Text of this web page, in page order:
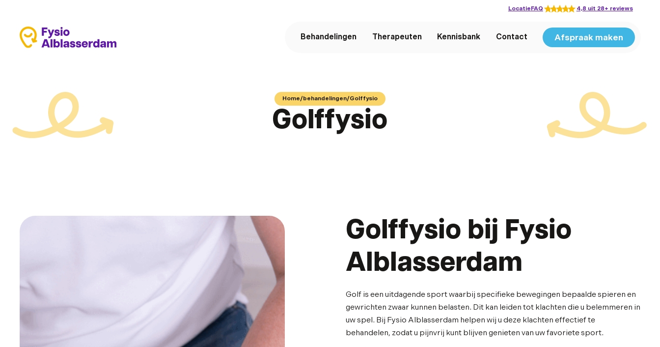
LocatieFAQ 4,8 uit 28+ reviews
Behandelingen Therapeuten Kennisbank Contact Afspraak maken
Home/behandelingen/Golffysio
Golffysio
Golffysio bij Fysio
Alblasserdam
Golf is een uitdagende sport waarbij specifieke bewegingen bepaalde spieren en
gewrichten zwaar kunnen belasten. Dit kan leiden tot klachten die u belemmeren in
uw spel. Bij Fysio Alblasserdam helpen wij u deze klachten effectief te
behandelen, zodat u pijnvrij kunt blijven genieten van uw favoriete sport.